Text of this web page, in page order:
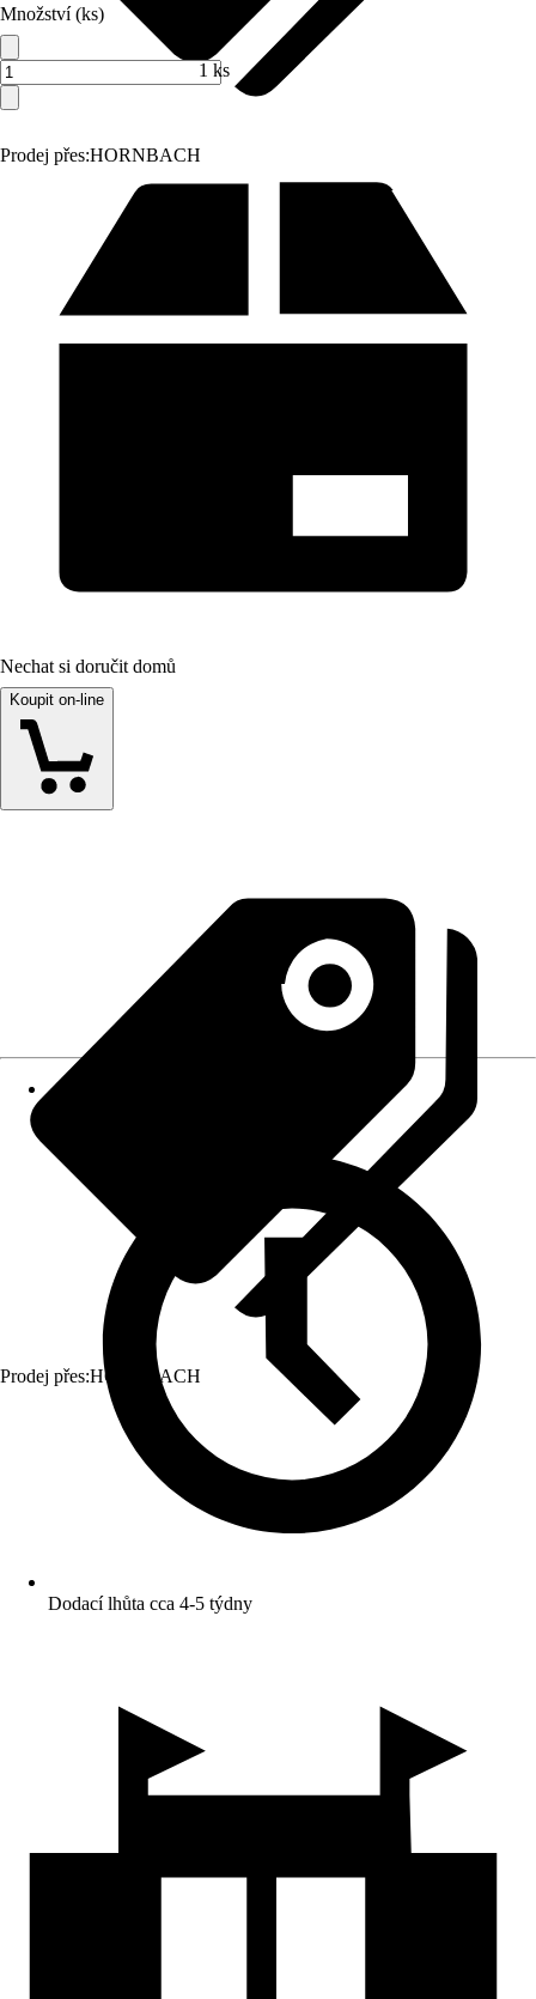
Prodej přes:HORNBACH
Množství (ks)
1 ks
Nechat si doručit domů
Koupit on-line
Prodej přes:HORNBACH
Dodací lhůta cca 4-5 týdny